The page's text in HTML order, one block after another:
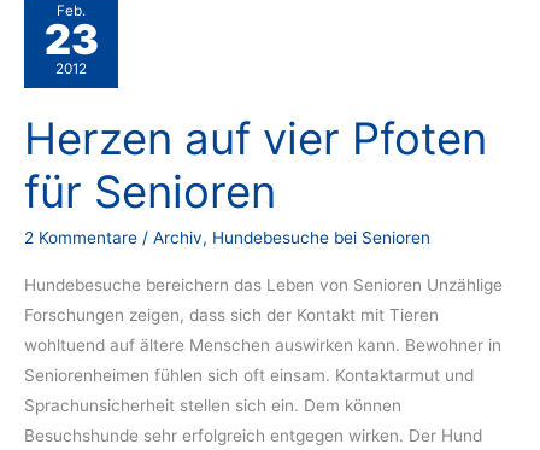
Feb.
23
2012
Herzen auf vier Pfoten
für Senioren
2 Kommentare / Archiv, Hundebesuche bei Senioren
Hundebesuche bereichern das Leben von Senioren Unzählige
Forschungen zeigen, dass sich der Kontakt mit Tieren
wohltuend auf ältere Menschen auswirken kann. Bewohner in
Seniorenheimen fühlen sich oft einsam. Kontaktarmut und
Sprachunsicherheit stellen sich ein. Dem können
Besuchshunde sehr erfolgreich entgegen wirken. Der Hund